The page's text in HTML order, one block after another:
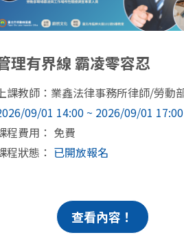
管理有界線 霸凌零容忍
09/01 14:00 ~ 2026/09/01 17:00
程費用： 免費
程狀態： 已開放報名
查看內容！